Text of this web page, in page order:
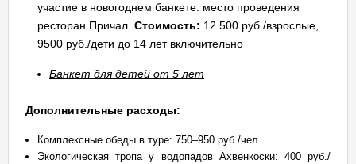
участие в новогоднем банкете: место проведения
ресторан Причал. Стоимость: 12 500 руб./взрослые,
9500 руб./дети до 14 лет включительно
Банкет для детей от 5 лет
Дополнительные расходы:
Комплексные обеды в туре: 750–950 руб./чел.
Экологическая тропа у водопадов Ахвенкоски: 400 руб./